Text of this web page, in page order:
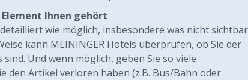
Ihnen gehört
wie möglich, insbesondere was nicht
kann MEININGER Hotels überprüfen, ob Sie der
Und wenn möglich, geben Sie so viele
den Artikel verloren haben (z.B. Bus/Bahn oder